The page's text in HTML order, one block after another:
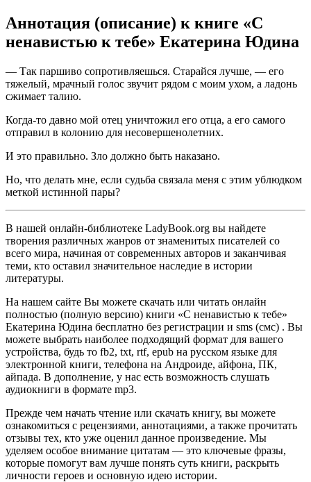
Аннотация (описание) к книге «С
ненавистью к тебе» Екатерина Юдина
— Так паршиво сопротивляешься. Старайся лучше, — его
тяжелый, мрачный голос звучит рядом с моим ухом, а ладонь
сжимает талию.
Когда-то давно мой отец уничтожил его отца, а его самого
отправил в колонию для несовершенолетних.
И это правильно. Зло должно быть наказано.
Но, что делать мне, если судьба связала меня с этим ублюдком
меткой истинной пары?
В нашей онлайн-библиотеке LadyBook.org вы найдете
творения различных жанров от знаменитых писателей со
всего мира, начиная от современных авторов и заканчивая
теми, кто оставил значительное наследие в истории
литературы.
На нашем сайте Вы можете скачать или читать онлайн
полностью (полную версию) книги «С ненавистью к тебе»
Екатерина Юдина бесплатно без регистрации и sms (смс) . Вы
можете выбрать наиболее подходящий формат для вашего
устройства, будь то fb2, txt, rtf, epub на русском языке для
электронной книги, телефона на Андроиде, айфона, ПК,
айпада. В дополнение, у нас есть возможность слушать
аудиокниги в формате mp3.
Прежде чем начать чтение или скачать книгу, вы можете
ознакомиться с рецензиями, аннотациями, а также прочитать
отзывы тех, кто уже оценил данное произведение. Мы
уделяем особое внимание цитатам — это ключевые фразы,
которые помогут вам лучше понять суть книги, раскрыть
личности героев и основную идею истории.